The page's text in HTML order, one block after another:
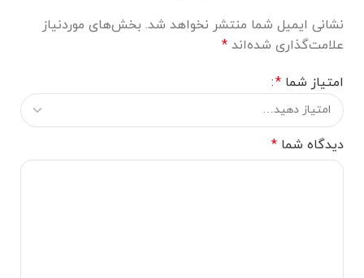
نشانی ایمیل شما منتشر نخواهد شد. بخش‌های موردنیاز
علامت‌گذاری شده‌اند *
امتیاز شما *
دیدگاه شما *